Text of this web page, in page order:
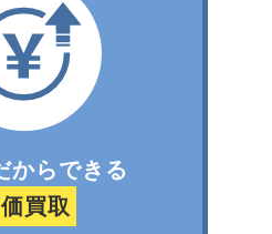
からできる
買取